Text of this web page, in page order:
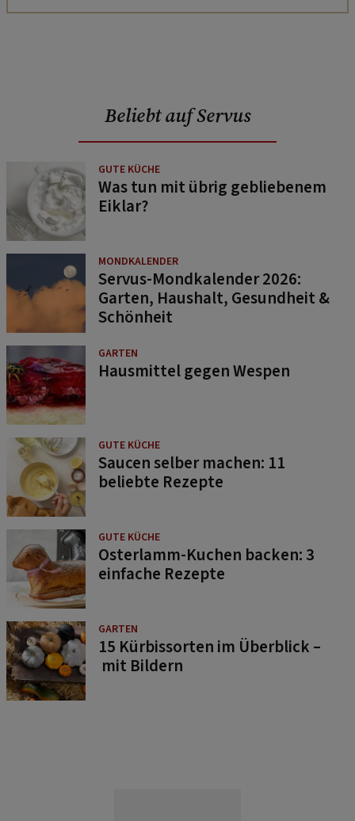
Beliebt auf Servus
GUTE KÜCHE
Was tun mit übrig gebliebenem
Eiklar?
MONDKALENDER
Servus-Mondkalender 2026:
Garten, Haushalt, Gesundheit &
Schönheit
GARTEN
Hausmittel gegen Wespen
GUTE KÜCHE
Saucen selber machen: 11
beliebte Rezepte
GUTE KÜCHE
Osterlamm-Kuchen backen: 3
einfache Rezepte
GARTEN
15 Kürbissorten im Überblick –
mit Bildern